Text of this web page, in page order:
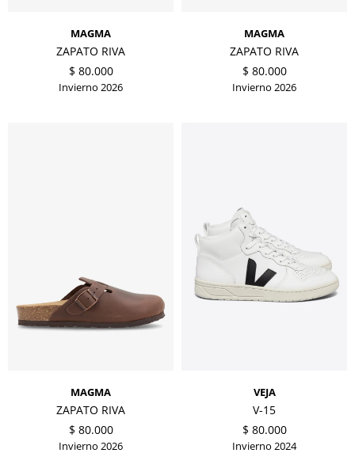
MAGMA
ZAPATO RIVA
$ 80.000
Invierno 2026
MAGMA
ZAPATO RIVA
$ 80.000
Invierno 2026
MAGMA
ZAPATO RIVA
$ 80.000
Invierno 2026
VEJA
V-15
$ 80.000
Invierno 2024